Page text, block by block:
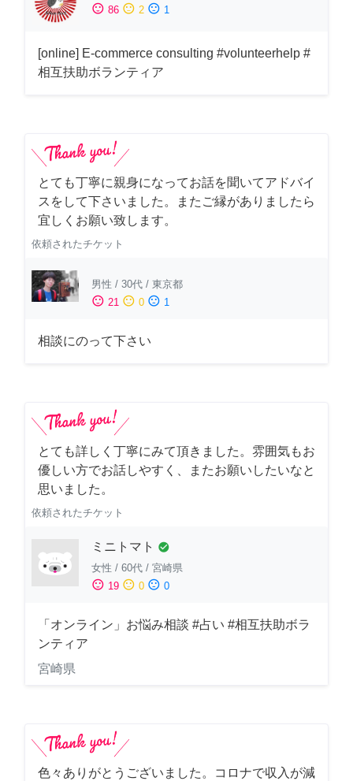
sentiment_satisfied 86 sentiment_neutral 2 sentiment_dissatisfied 1
[online] E-commerce consulting #volunteerhelp #
相互扶助ボランティア
とても丁寧に親身になってお話を聞いてアドバイ
スをして下さいました。またご縁がありましたら
宜しくお願い致します。
依頼されたチケット
男性 / 30代 / 東京都
sentiment_satisfied 21 sentiment_neutral 0 sentiment_dissatisfied 1
相談にのって下さい
とても詳しく丁寧にみて頂きました。雰囲気もお
優しい方でお話しやすく、またお願いしたいなと
思いました。
依頼されたチケット
ミニトマト check_circle
女性 / 60代 / 宮崎県
sentiment_satisfied 19 sentiment_neutral 0 sentiment_dissatisfied 0
「オンライン」お悩み相談 #占い #相互扶助ボラ
ンティア
宮崎県
色々ありがとうございました。コロナで収入が減